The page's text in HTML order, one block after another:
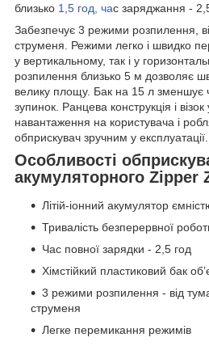
близько 1,5 год, час заряджання -
Забезпечує 3 режими розпилення,
струменя. Режими легко і швидко
у вертикальному, так і у
розпилення близько 5 м дозволяє
велику площу. Бак на 15 л зменшує
зупинок. Ранцева конструкція і
навантаження на користувача і
обприскувач зручним у експлуатації.
Особливості
акумуляторного Zipper
Літій-іонний акумулятор
Тривалість безперервної
Час повної зарядки - 2,5 год
Хімстійкий пластиковий бак
3 режими розпилення - від
струменя
Легке перемикання режимів